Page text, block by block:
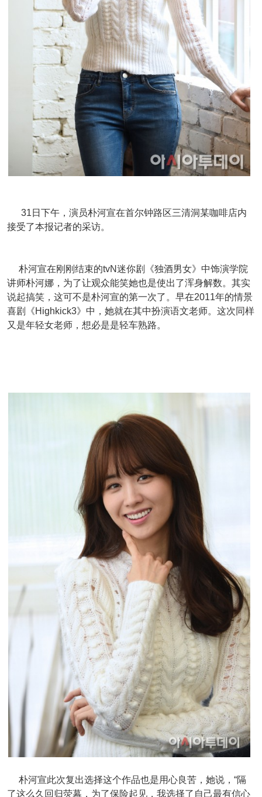
31日下午，演员朴河宣在首尔钟路区三清洞某咖啡店内
接受了本报记者的采访。
朴河宣在刚刚结束的tvN迷你剧《独酒男女》中饰演学院
讲师朴河娜，为了让观众能笑她也是使出了浑身解数。其实
说起搞笑，这可不是朴河宣的第一次了。早在2011年的情景
喜剧《Highkick3》中，她就在其中扮演语文老师。这次同样
又是年轻女老师，想必是是轻车熟路。
朴河宣此次复出选择这个作品也是用心良苦，她说，“隔
了这么久回归荧幕，为了保险起见，我选择了自己最有信心